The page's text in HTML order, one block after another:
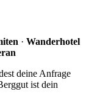
· Wanderhotel
deine Anfrage
ist dein